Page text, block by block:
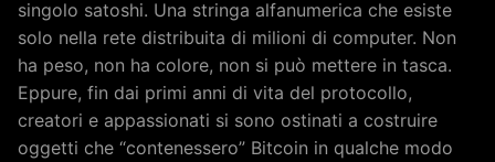
singolo satoshi. Una stringa alfanumerica che esiste
solo nella rete distribuita di milioni di computer. Non
ha peso, non ha colore, non si può mettere in tasca.
Eppure, fin dai primi anni di vita del protocollo,
creatori e appassionati si sono ostinati a costruire
oggetti che “contenessero” Bitcoin in qualche modo